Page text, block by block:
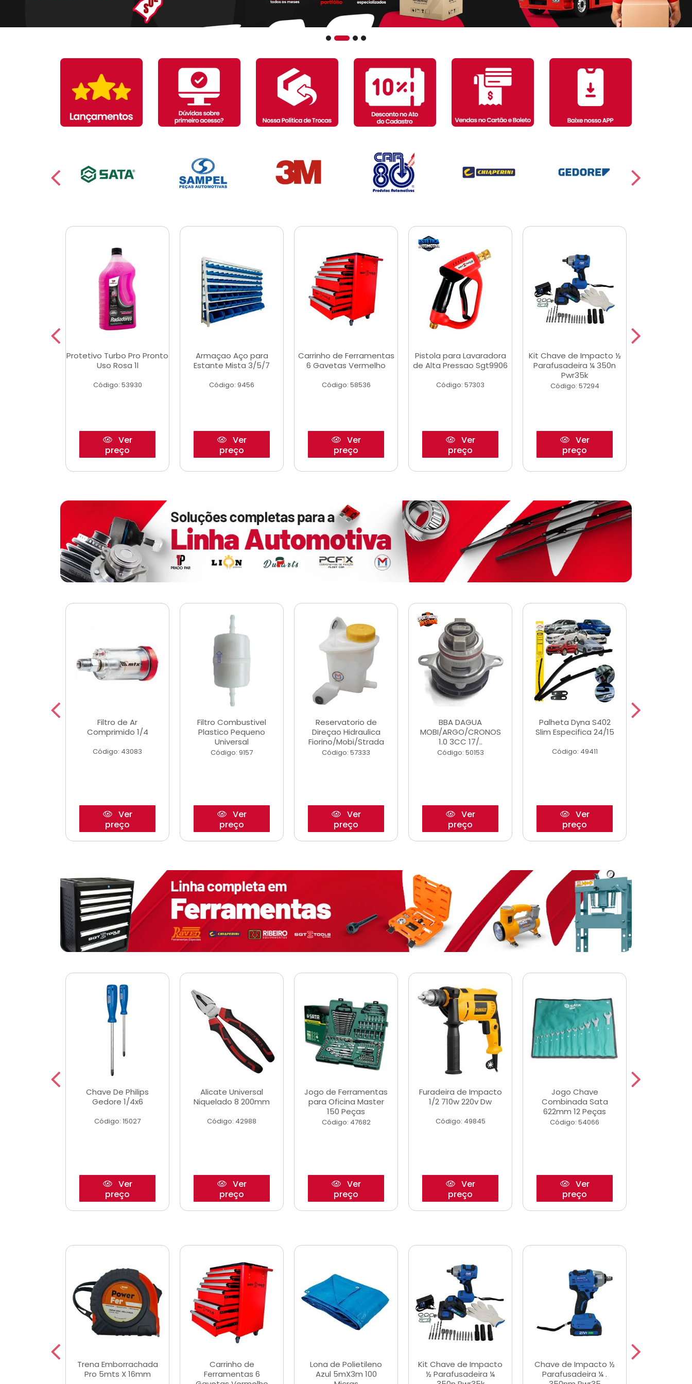
Protetivo Turbo Pro Pronto
Uso Rosa 1l
Código: 53930
Ver
preço
Armaçao Aço para
Estante Mista 3/5/7
Código: 9456
Ver
preço
Carrinho de Ferramentas
6 Gavetas Vermelho
Código: 58536
Ver
preço
Pistola para Lavaradora
de Alta Pressao Sgt9906
Código: 57303
Ver
preço
Kit Chave de Impacto ½
Parafusadeira ¼ 350n
Pwr35k
Código: 57294
Ver
preço
Filtro de Ar
Comprimido 1/4
Código: 43083
Ver
preço
Filtro Combustivel
Plastico Pequeno
Universal
Código: 9157
Ver
preço
Reservatorio de
Direçao Hidraulica
Fiorino/Mobi/Strada
Código: 57333
Ver
preço
BBA DAGUA
MOBI/ARGO/CRONOS
1.0 3CC 17/..
Código: 50153
Ver
preço
Palheta Dyna S402
Slim Especifica 24/15
Código: 49411
Ver
preço
Chave De Philips
Gedore 1/4x6
Código: 15027
Ver
preço
Alicate Universal
Niquelado 8 200mm
Código: 42988
Ver
preço
Jogo de Ferramentas
para Oficina Master
150 Peças
Código: 47682
Ver
preço
Furadeira de Impacto
1/2 710w 220v Dw
Código: 49845
Ver
preço
Jogo Chave
Combinada Sata
622mm 12 Peças
Código: 54066
Ver
preço
Trena Emborrachada
Pro 5mts X 16mm
Carrinho de
Ferramentas 6
Lona de Polietileno
Azul 5mX3m 100
Kit Chave de Impacto
½ Parafusadeira ¼
Chave de Impacto ½
Parafusadeira ¼ .